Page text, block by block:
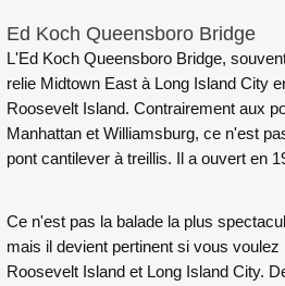
Ed Koch Queensboro Bridge
L'Ed Koch Queensboro Bridge,
relie Midtown East à Long Island City
Roosevelt Island. Contrairement aux
Manhattan et Williamsburg, ce n'est
pont cantilever à treillis. Il a ouvert en
Ce n'est pas la balade la plus
mais il devient pertinent si vous
Roosevelt Island et Long Island City.